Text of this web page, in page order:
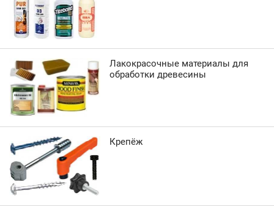
Лакокрасочные материалы для
обработки древесины
Крепёж